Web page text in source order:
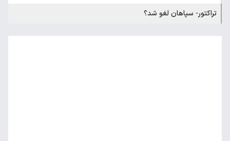
تراکتور- سپاهان لغو شد؟